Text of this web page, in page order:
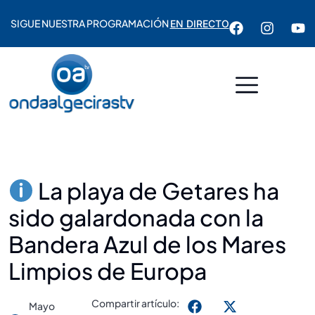
SIGUE NUESTRA PROGRAMACIÓNEN DIRECTO
La playa de Getares ha
sido galardonada con la
Bandera Azul de los Mares
Limpios de Europa
Mayo
Compartir artículo: